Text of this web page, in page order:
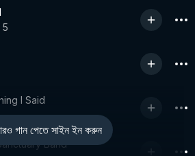
5
গান পেতে সাইন ইন করুন
I Said
Band